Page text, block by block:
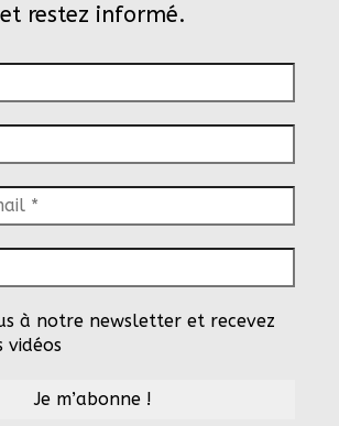
et restez informé.
à notre newsletter et recevez
vidéos